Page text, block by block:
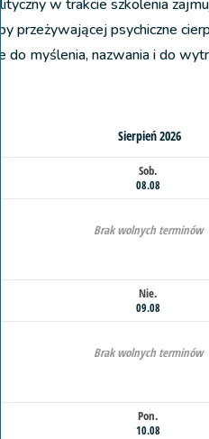
w trakcie szkolenia
przeżywającej psychiczne
do myślenia, nazwania i do
Sierpień 2026
Sob.
08.08
Brak wolnych terminów
Nie.
09.08
Brak wolnych terminów
Pon.
10.08